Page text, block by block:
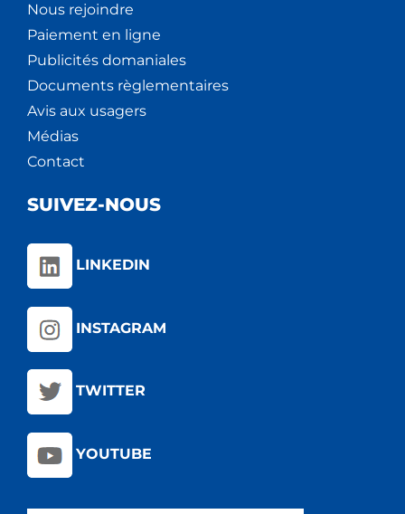
Nous rejoindre
Paiement en ligne
Publicités domaniales
Documents règlementaires
Avis aux usagers
Médias
Contact
SUIVEZ-NOUS
LINKEDIN
INSTAGRAM
TWITTER
YOUTUBE